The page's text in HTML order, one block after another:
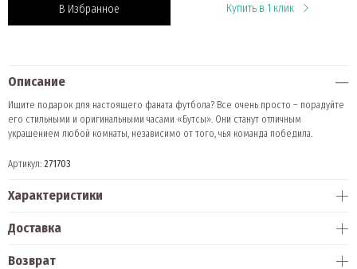
В Избранное Купить в 1 клик
Описание
Ищите подарок для настоящего фаната футбола? Все очень просто – порадуйте
его стильными и оригинальными часами «Бутсы». Они станут отличным
украшением любой комнаты, независимо от того, чья команда победила.
Артикул: 271703
Характеристики
Доставка
Возврат